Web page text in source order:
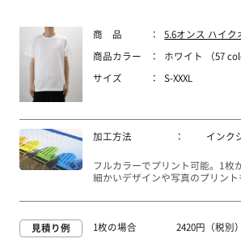
商 品 ： 5.6オンス ハイク
商品カラー ： ホワイト （57
サイズ ： S-XXXL
加工方法 ： インク
フルカラーでプリント可能。1枚
細かいデザインや写真のプリント
見積り例 1枚の場合 2420円（税別）